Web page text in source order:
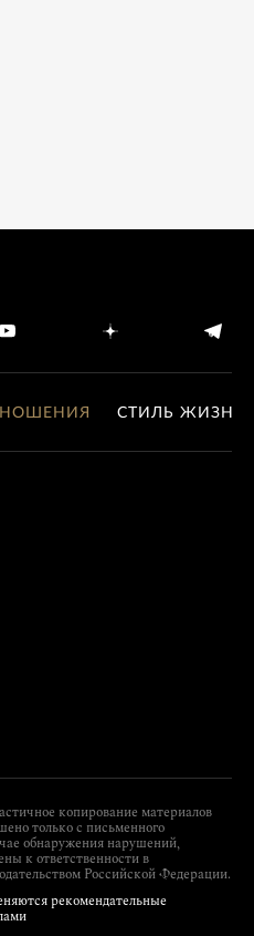
СТИЛЬ ЖИЗНИ
копирование материалов
только с письменного
обнаружения нарушений,
к ответственности в
Российской Федерации.
рекомендательные